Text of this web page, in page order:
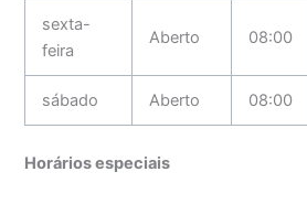
sexta-
feira
Aberto 08:00
sábado Aberto 08:00
Horários especiais